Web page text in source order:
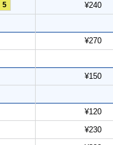
5 ¥240
¥270
¥150
¥120
¥230